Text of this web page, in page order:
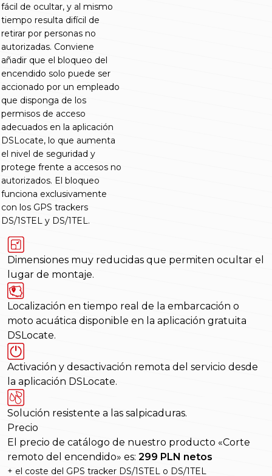
fácil de ocultar, y al mismo
tiempo resulta difícil de
retirar por personas no
autorizadas. Conviene
añadir que el bloqueo del
encendido solo puede ser
accionado por un empleado
que disponga de los
permisos de acceso
adecuados en la aplicación
DSLocate, lo que aumenta
el nivel de seguridad y
protege frente a accesos no
autorizados. El bloqueo
funciona exclusivamente
con los GPS trackers
DS/1STEL y DS/1TEL.
Dimensiones muy reducidas que permiten ocultar el
lugar de montaje.
Localización en tiempo real de la embarcación o
moto acuática disponible en la aplicación gratuita
DSLocate.
Activación y desactivación remota del servicio desde
la aplicación DSLocate.
Solución resistente a las salpicaduras.
Precio
El precio de catálogo de nuestro producto «Corte
remoto del encendido» es: 299 PLN netos
+ el coste del GPS tracker DS/1STEL o DS/1TEL